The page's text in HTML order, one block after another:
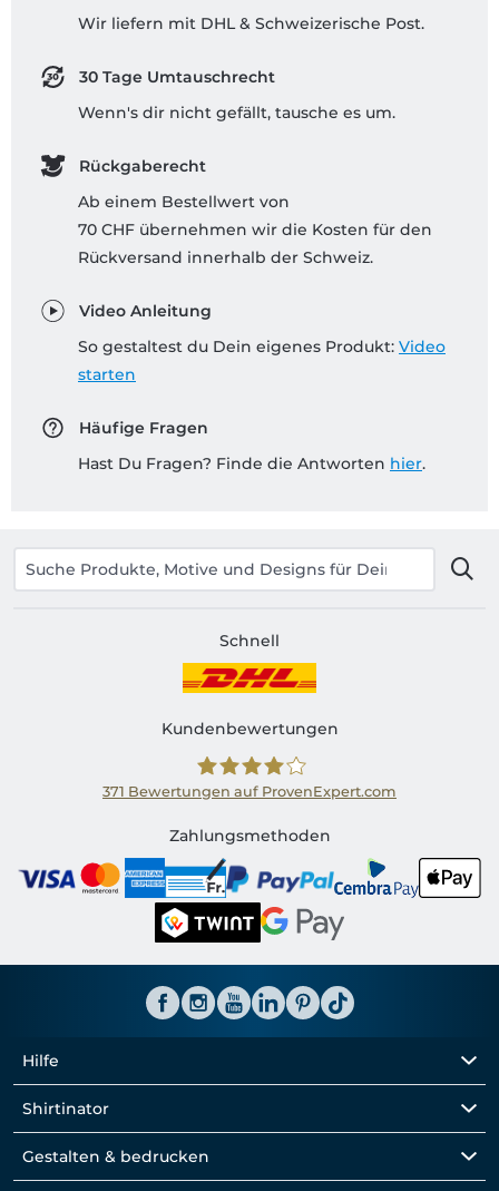
Wir liefern mit DHL & Schweizerische Post.
30 Tage Umtauschrecht
Wenn's dir nicht gefällt, tausche es um.
Rückgaberecht
Ab einem Bestellwert von
70 CHF übernehmen wir die Kosten für den
Rückversand innerhalb der Schweiz.
Video Anleitung
So gestaltest du Dein eigenes Produkt: Video
starten
Häufige Fragen
Hast Du Fragen? Finde die Antworten hier.
Schnell
Kundenbewertungen
Shirtinator CH
371 Bewertungen auf ProvenExpert.com
Zahlungsmethoden
Hilfe
Shirtinator
Gestalten & bedrucken